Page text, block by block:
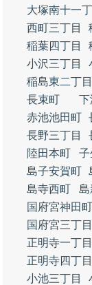
大塚南十一
西町三丁目
稲葉四丁目
小沢三丁目
稲島東二丁目
長束町
下
赤池池田町
長野三丁目
陸田本町
子
島子安賀町
島寺西町
島
国府宮神田町
国府宮三丁目
正明寺一丁目
正明寺四丁目
小池三丁目